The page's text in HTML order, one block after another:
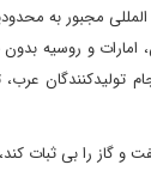
المللی مجبور
و روسیه بدون
عرب،
و گاز را بی ثبات